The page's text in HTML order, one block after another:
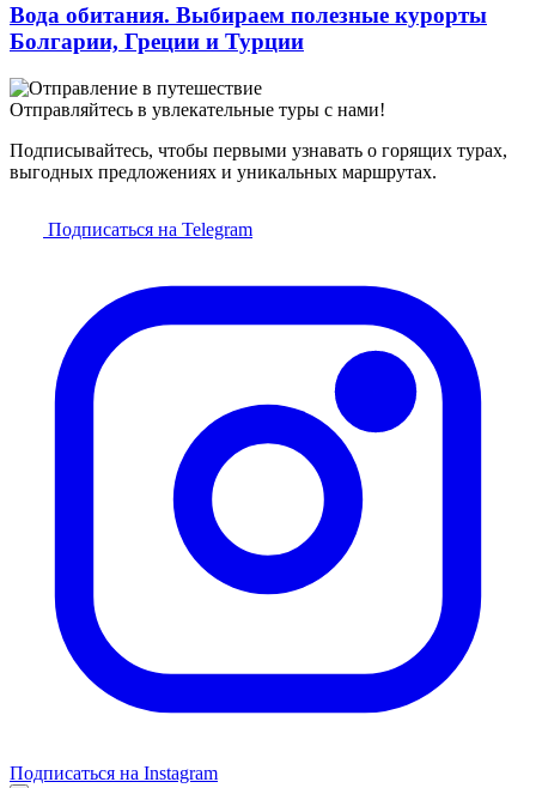
Вода обитания. Выбираем полезные курорты
Болгарии, Греции и Турции
Отправляйтесь в увлекательные туры с нами!
Подписывайтесь, чтобы первыми узнавать о горящих турах,
выгодных предложениях и уникальных маршрутах.
Подписаться на Telegram
Подписаться на Instagram